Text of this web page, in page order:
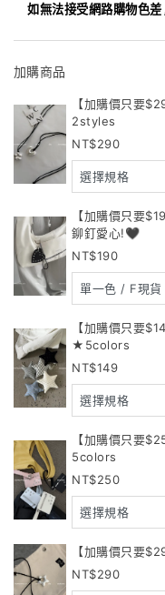
如無法接受網路購物色
加購商品
【加購價只要
2styles
290
【加購價只要
鉚釘愛心!🖤
190
【加購價只要
★5colors
149
【加購價只要
5colors
250
【加購價只要
290